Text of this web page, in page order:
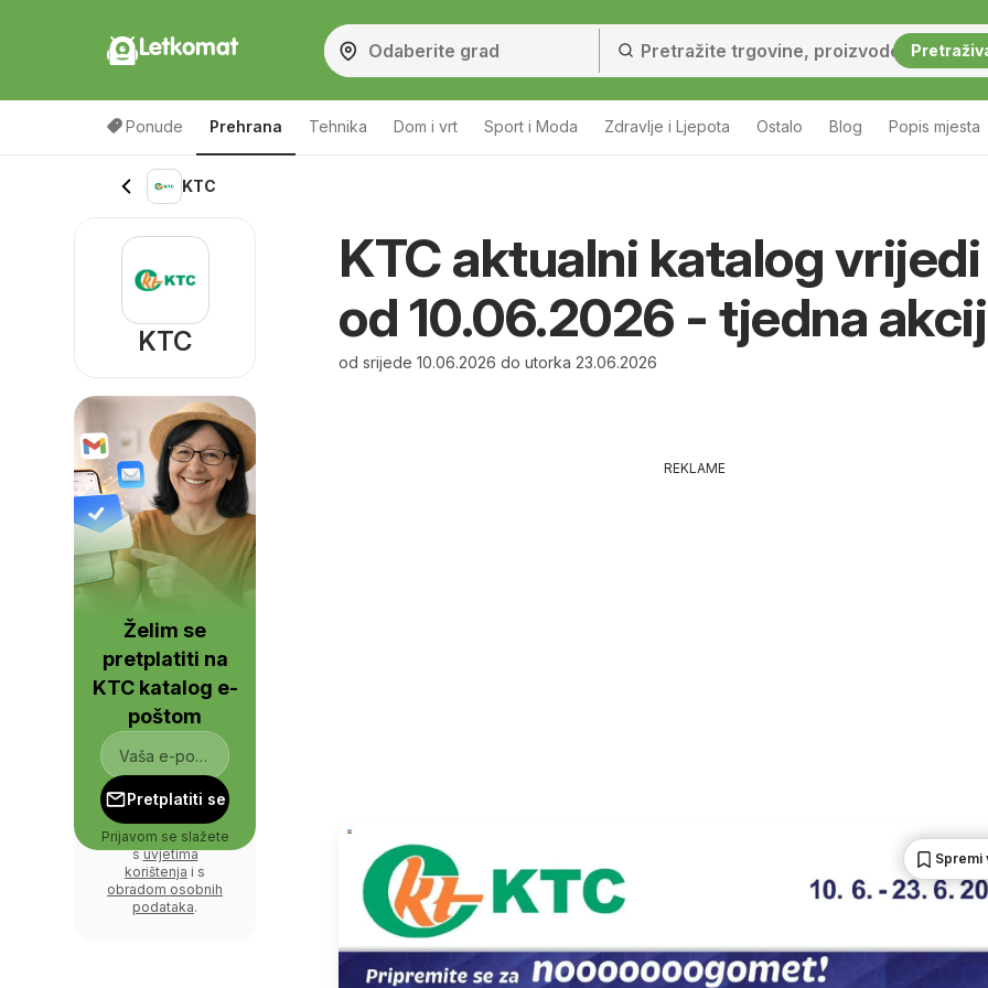
Letkomat
Ponude Prehrana Tehnika Dom i vrt Sport i Moda Zdravlje i Ljepota Ostalo Blog Popis mjesta
KTC
KTC aktualni katalog vrijedi
od 10.06.2026 - tjedna
od srijede 10.06.2026 do utorka 23.06.2026
REKLAME
Spremi
KTC
Želim se
pretplatiti na
KTC katalog e-
poštom
Pretplatiti se
Prijavom se slažete
suvjetima
korištenja i s
obradom osobnih
podataka.